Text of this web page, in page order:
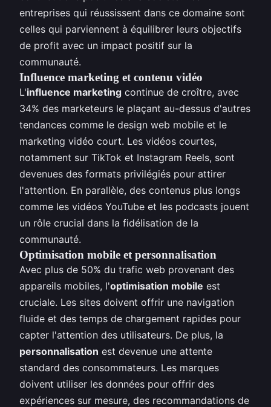
entreprises qui réussissent dans ce domaine sont
celles qui parviennent à équilibrer leurs objectifs
de profit avec un impact positif sur la
communauté.
Influence marketing et contenu vidéo
L'influence marketing continue de croître, avec
34% des marketeurs le plaçant au-dessus d'autres
tendances comme le design web mobile et le
marketing vidéo court. Les vidéos courtes,
notamment sur TikTok et Instagram Reels, sont
devenues des formats privilégiés pour attirer
l'attention. En parallèle, des contenus plus longs
comme les vidéos YouTube et les podcasts jouent
un rôle crucial dans la fidélisation de la
communauté.
Optimisation mobile et personnalisation
Avec plus de 50% du trafic web provenant des
appareils mobiles, l'optimisation mobile est
cruciale. Les sites doivent offrir une navigation
fluide et des temps de chargement rapides pour
capter l'attention des utilisateurs. De plus, la
personnalisation est devenue une attente
standard des consommateurs. Les marques
doivent utiliser les données pour offrir des
expériences sur mesure, des recommandations de